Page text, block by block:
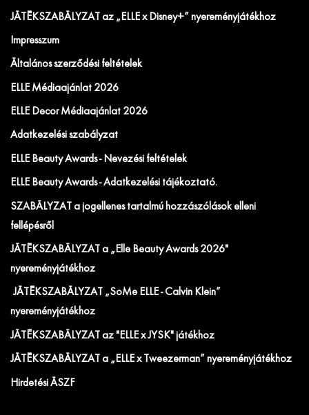
JÁTÉKSZABÁLYZAT az „ELLE x Disney+” nyereményjátékhoz
Impresszum
Általános szerződési feltételek
ELLE Médiaajánlat 2026
ELLE Decor Médiaajánlat 2026
Adatkezelési szabályzat
ELLE Beauty Awards - Nevezési feltételek
ELLE Beauty Awards - Adatkezelési tájékoztató.
SZABÁLYZAT a jogellenes tartalmú hozzászólások elleni
fellépésről
JÁTÉKSZABÁLYZAT a „Elle Beauty Awards 2026"
nyereményjátékhoz
JÁTÉKSZABÁLYZAT „SoMe ELLE - Calvin Klein”
nyereményjátékhoz
JÁTÉKSZABÁLYZAT az "ELLE x JYSK" játékhoz
JÁTÉKSZABÁLYZAT a „ELLE x Tweezerman” nyereményjátékhoz
Hirdetési ÁSZF